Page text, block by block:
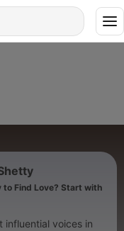
to Find Love? Start with
influential voices in